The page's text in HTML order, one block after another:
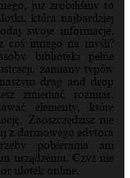
już zrobiliśmy to
która najbardziej
swoje informacje,
coś innego na myśli?
biblioteki pełne
zamiany typów
drag and drop
zmieniać rozmiar,
elementy, które
Zaoszczędzisz nie
z darmowego edytora
pobierania ani
urządzeniu. Czyż nie
ulotek online.